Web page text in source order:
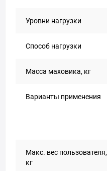
Уровни нагрузки
Способ нагрузки
Масса маховика, кг
Варианты применения
Макс. вес пользователя,
кг